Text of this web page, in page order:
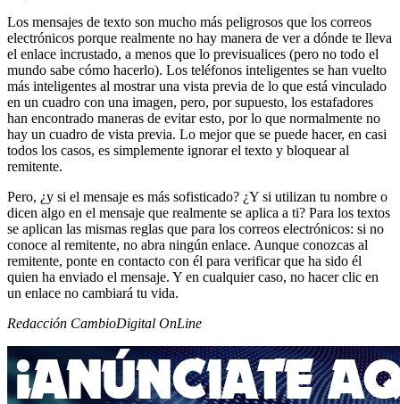
Los mensajes de texto son mucho más peligrosos que los correos
electrónicos porque realmente no hay manera de ver a dónde te lleva
el enlace incrustado, a menos que lo previsualices (pero no todo el
mundo sabe cómo hacerlo). Los teléfonos inteligentes se han vuelto
más inteligentes al mostrar una vista previa de lo que está vinculado
en un cuadro con una imagen, pero, por supuesto, los estafadores
han encontrado maneras de evitar esto, por lo que normalmente no
hay un cuadro de vista previa. Lo mejor que se puede hacer, en casi
todos los casos, es simplemente ignorar el texto y bloquear al
remitente.
Pero, ¿y si el mensaje es más sofisticado? ¿Y si utilizan tu nombre o
dicen algo en el mensaje que realmente se aplica a ti? Para los textos
se aplican las mismas reglas que para los correos electrónicos: si no
conoce al remitente, no abra ningún enlace. Aunque conozcas al
remitente, ponte en contacto con él para verificar que ha sido él
quien ha enviado el mensaje. Y en cualquier caso, no hacer clic en
un enlace no cambiará tu vida.
Redacción CambioDigital OnLine